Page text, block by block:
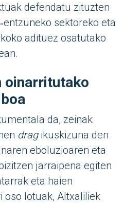
defendatu zituzten
sektoreko eta
adituez osatutako
oinarritutako
da, zeinak
dragikuskizuna den
eboluzioaren eta
jarraipena egiten
eta haien
oso lotuak, Altxaliliek